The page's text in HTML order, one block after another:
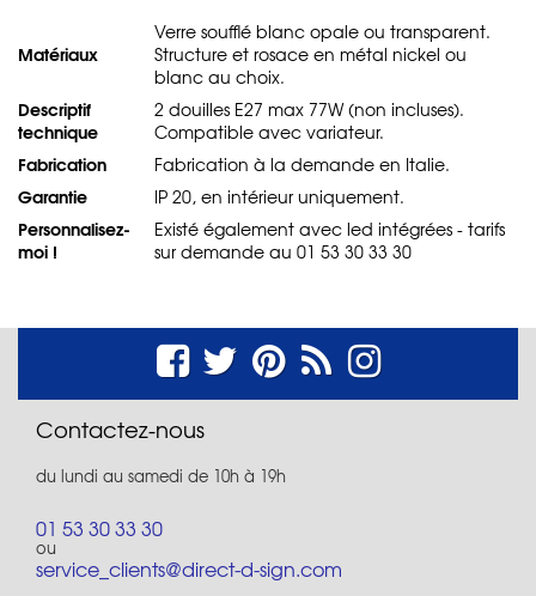
Matériaux
Verre soufflé blanc opale ou transparent.
Structure et rosace en métal nickel ou
blanc au choix.
Descriptif
technique
2 douilles E27 max 77W (non incluses).
Compatible avec variateur.
Fabrication Fabrication à la demande en Italie.
Garantie IP 20, en intérieur uniquement.
Personnalisez-
moi !
Existé également avec led intégrées - tarifs
sur demande au 01 53 30 33 30
Contactez-nous
du lundi au samedi de 10h à 19h
01 53 30 33 30
ou
service_clients@direct-d-sign.com